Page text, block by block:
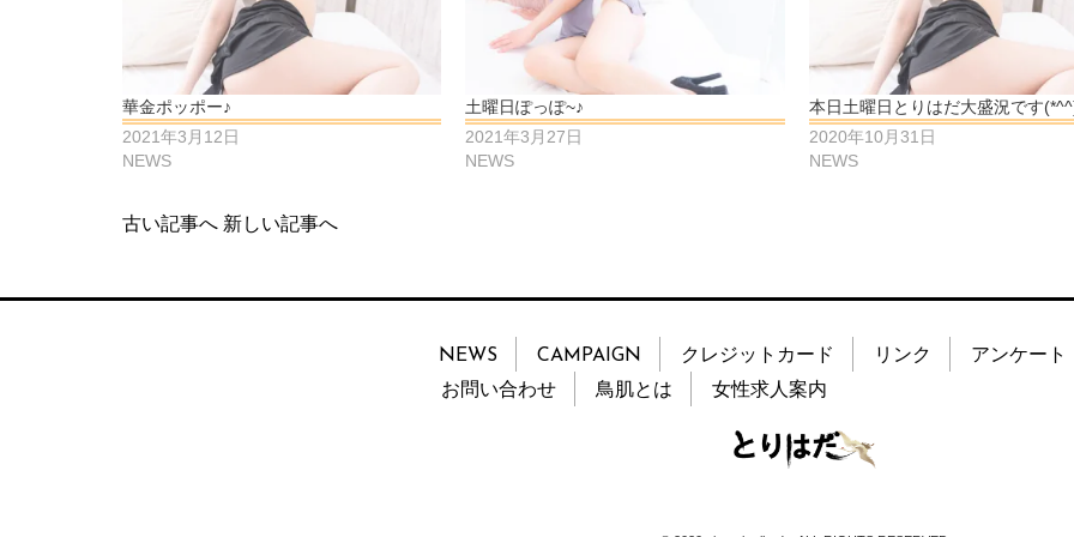
華金ポッポー♪
2021年3月12日
NEWS
土曜日ぽっぽ~♪
2021年3月27日
NEWS
本日土曜日とりはだ大盛況です
2020年10月31日
NEWS
古い記事へ 新しい記事へ
NEWS CAMPAIGN クレジットカード リンク
アンケート
お問い合わせ
鳥肌とは 女性求人案内